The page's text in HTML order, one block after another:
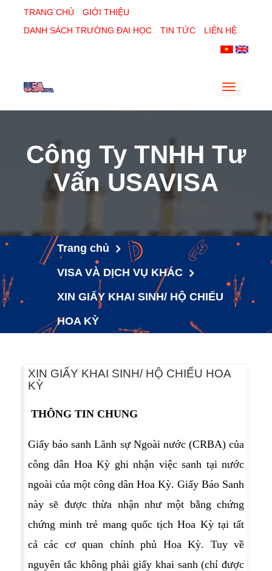
TRANG CHỦ
GIỚI THIỆU
DANH SÁCH TRƯỜNG ĐẠI HỌC
TIN TỨC LIÊN HỆ
Toggle
Công Ty TNHH Tư
Vấn USAVISA
Trang chủ
VISA VÀ DỊCH VỤ KHÁC
XIN GIẤY KHAI SINH/ HỘ CHIẾU
HOA KỲ
XIN GIẤY KHAI SINH/ HỘ CHIẾU HOA
KỲ
THÔNG TIN CHUNG
Giấy báo sanh Lãnh sự Ngoài nước (CRBA) của
công dân Hoa Kỳ ghi nhận việc sanh tại nước
ngoài của một công dân Hoa Kỳ. Giấy Báo Sanh
này sẽ được thừa nhận như một bằng chứng
chứng minh trẻ mang quốc tịch Hoa Kỳ tại tất
cả các cơ quan chính phủ Hoa Kỳ. Tuy về
nguyên tắc không phải giấy khai sanh (chỉ được